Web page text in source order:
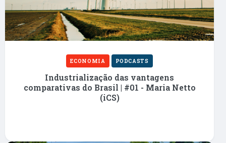
ECONOMIA PODCASTS
Industrialização das vantagens
comparativas do Brasil | #01 - Maria Netto
(iCS)